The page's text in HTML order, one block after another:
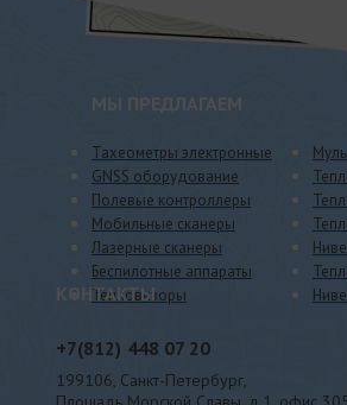
МЫ ПРЕДЛАГАЕМ
Тахеометры электронные
GNSS оборудование
Полевые контроллеры
Мобильные сканеры
Лазерные сканеры
Беспилотные аппараты
Тепловизоры
КОНТАКТЫ
+7(812) 448 07 20
199106, Санкт-Петербург,